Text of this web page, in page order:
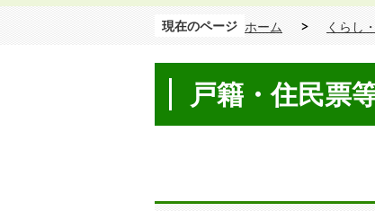
現在のページ ホーム くらし
戸籍・住民票